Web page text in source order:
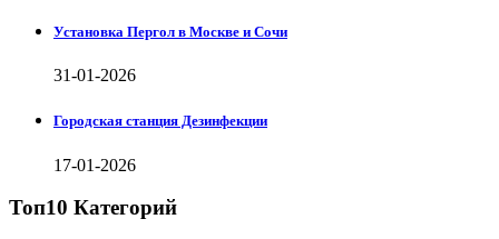
Установка Пергол в Москве и Сочи
31-01-2026
Городская станция Дезинфекции
17-01-2026
Топ10 Категорий